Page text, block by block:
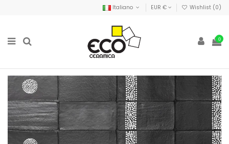
Italiano EUR € Wishlist (0)
0